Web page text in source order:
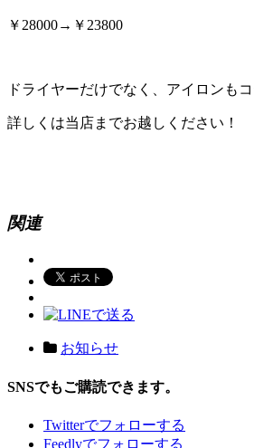
￥28000→￥23800
ドライヤーだけでなく、アイロンも
詳しくは当店までお越しください！
関連
お知らせ
SNSでもご購読できます。
Twitterでフォローする
Feedlyでフォローする